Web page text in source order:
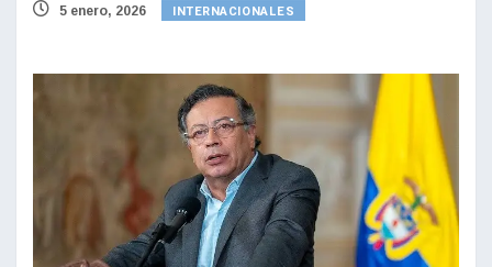
5 enero, 2026 INTERNACIONALES